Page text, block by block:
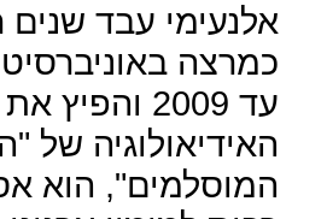
אלנעימי עבד שנים
כמרצה
עד 2009 והפיץ את
האידיאולוגיה של
המוסלמים", הוא